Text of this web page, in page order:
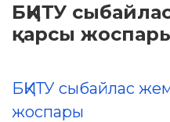
БҚИТУ
қарсы
БҚИТУ сыбайлас
жоспары